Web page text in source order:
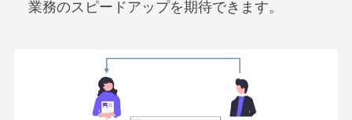
業務のスピードアップを期待できます。